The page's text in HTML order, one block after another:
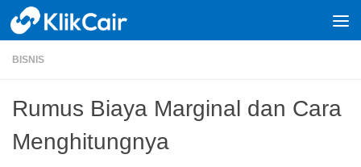
Skip to content
BISNIS
Rumus Biaya Marginal dan Cara
Menghitungnya